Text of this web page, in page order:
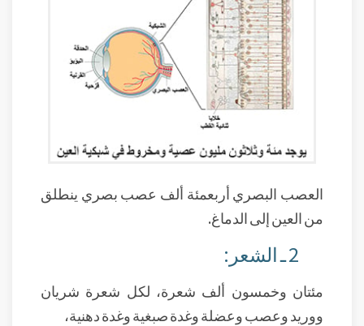
العصب البصري أربعمئة ألف عصب بصري ينطلق
من العين إلى الدماغ.
2 ـ الشعر:
مئتان وخمسون ألف شعرة، لكل شعرة شريان
ووريد وعصب وعضلة وغدة صبغية وغدة دهنية،